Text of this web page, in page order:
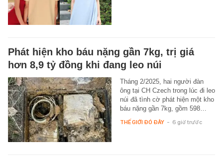
Phát hiện kho báu nặng gần 7kg, trị giá
hơn 8,9 tỷ đồng khi đang leo núi
Tháng 2/2025, hai người đàn
ông tại CH Czech trong lúc đi leo
núi đã tình cờ phát hiện một kho
báu nặng gần 7kg, gồm 598…
THẾ GIỚI ĐÓ ĐÂY - 6 giờ trước